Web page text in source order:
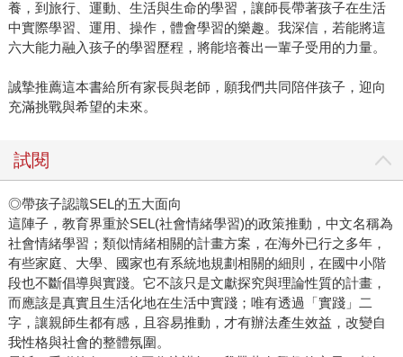
養，到旅行、運動、生活與生命的學習，讓師長帶著孩子在生活
中實際學習、運用、操作，體會學習的樂趣。我深信，若能將這
六大能力融入孩子的學習歷程，將能培養出一輩子受用的力量。
誠摯推薦這本書給所有家長與老師，願我們共同陪伴孩子，迎向
充滿挑戰與希望的未來。
試閱
◎帶孩子認識SEL的五大面向
這陣子，教育界重於SEL(社會情緒學習)的政策推動，中文名稱為
社會情緒學習；類似情緒相關的計畫方案，在海外已行之多年，
有些家庭、大學、國家也有系統地規劃相關的細則，在國中小階
段也不斷倡導與實踐。它不該只是文獻探究與理論性質的計畫，
而應該是真實且生活化地在生活中實踐；唯有透過「實踐」二
字，讓親師生都有感，且容易推動，才有辦法產生效益，改變自
我性格與社會的整體氛圍。